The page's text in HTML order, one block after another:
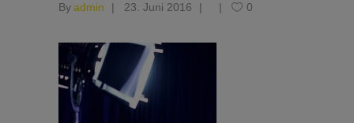
Byadmin 23. Juni 2016 0